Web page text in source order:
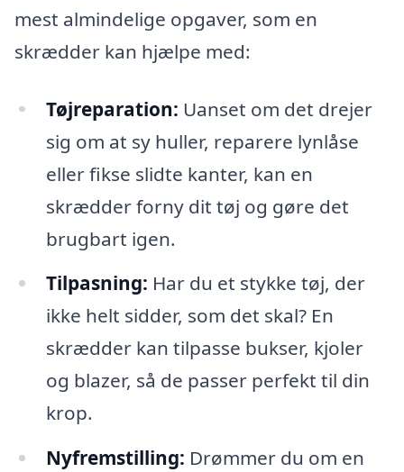
mest almindelige opgaver, som en
skrædder kan hjælpe med:
Tøjreparation: Uanset om det drejer
sig om at sy huller, reparere lynlåse
eller fikse slidte kanter, kan en
skrædder forny dit tøj og gøre det
brugbart igen.
Tilpasning: Har du et stykke tøj, der
ikke helt sidder, som det skal? En
skrædder kan tilpasse bukser, kjoler
og blazer, så de passer perfekt til din
krop.
Nyfremstilling: Drømmer du om en